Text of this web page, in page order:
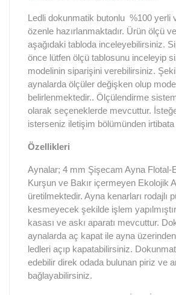
Ledli dokunmatik butonlu %100 yerli
özenle hazırlanmaktadır. Ürün ölçü ve
aşağıdaki tabloda inceleyebilirsiniz.
önce lütfen ölçü tablosunu inceleyip
modelinin siparişini verebilirsiniz.
aynalarda ölçüler değişken olup
belirlenmektedir.. Ölçülendirme
olarak seçeneklerde mevcuttur.
isterseniz iletişim bölümünden
Özellikleri
Aynalar; 4 mm Şişecam Ayna Flotal-
Kurşun ve Bakır içermeyen Ekolojik
üretilmektedir. Ayna kenarları rodajlı
kesmeyecek şekilde işlem
kasası ve askı aparatı mevcuttur.
aynalarda aç kapat ile ayna
ledleri açıp kapatabilirsiniz.
edebilir direk odada bulunan piriz ve
bağlayabilirsiniz.